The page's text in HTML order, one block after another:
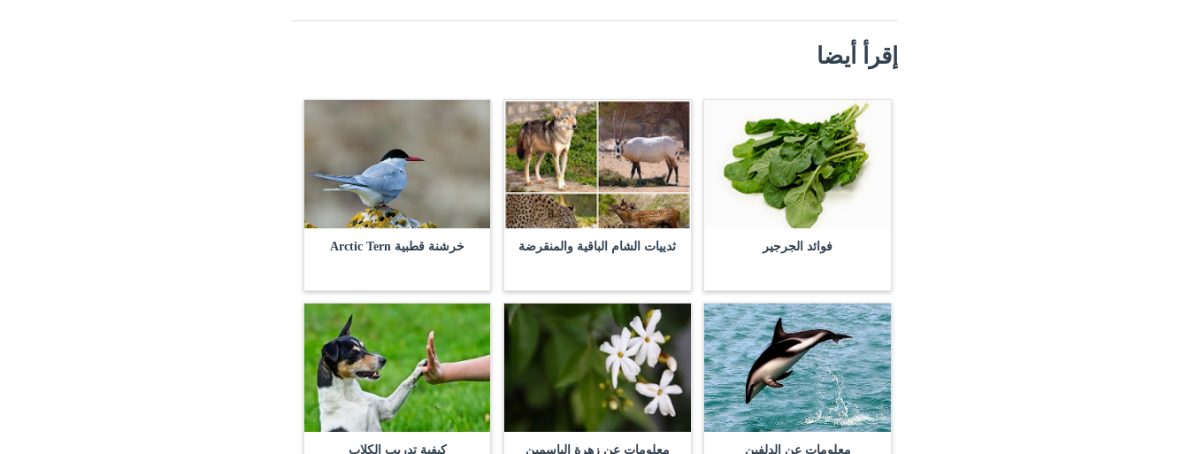
إقرأ أيضا
فوائد الجرجير ثدييات الشام الباقية والمنقرضة خرشنة قطبية Arctic Tern
معلومات عن الدلفين معلومات عن زهرة الياسمين كيفية تدريب الكلاب